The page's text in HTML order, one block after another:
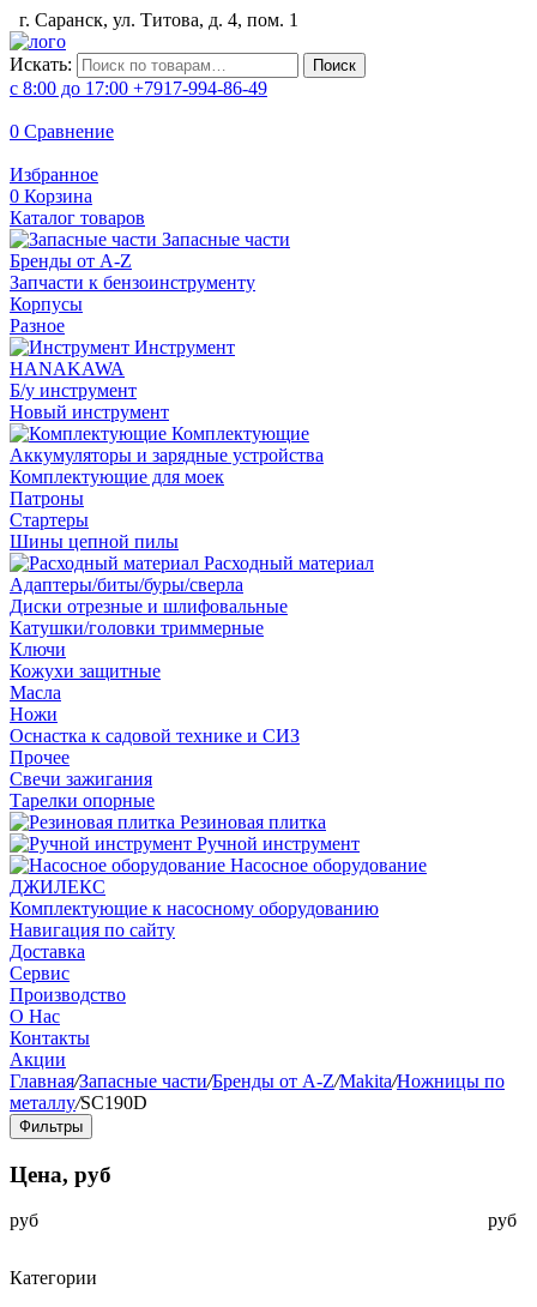
г. Саранск, ул. Титова, д. 4, пом. 1
Искать: Поиск
с 8:00 до 17:00 +7917-994-86-49
0 Сравнение
Избранное
0 Корзина
Каталог товаров
Запасные части
Бренды от A-Z
Запчасти к бензоинструменту
Корпусы
Разное
Инструмент
HANAKAWA
Б/у инструмент
Новый инструмент
Комплектующие
Аккумуляторы и зарядные устройства
Комплектующие для моек
Патроны
Стартеры
Шины цепной пилы
Расходный материал
Адаптеры/биты/буры/сверла
Диски отрезные и шлифовальные
Катушки/головки триммерные
Ключи
Кожухи защитные
Масла
Ножи
Оснастка к садовой технике и СИЗ
Прочее
Свечи зажигания
Тарелки опорные
Резиновая плитка
Ручной инструмент
Насосное оборудование
ДЖИЛЕКС
Комплектующие к насосному оборудованию
Навигация по сайту
Доставка
Сервис
Производство
О Нас
Контакты
Акции
Главная/Запасные части/Бренды от A-Z/Makita/Ножницы по
металлу/SC190D
Фильтры
Цена, руб
руб руб
Категории